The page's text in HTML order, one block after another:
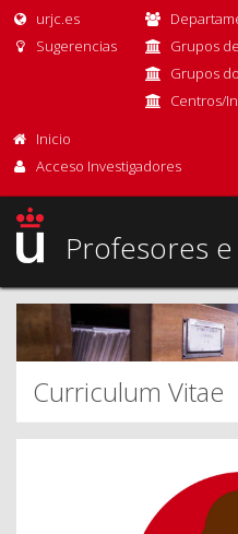
urjc.es
Sugerencias
Grupos
Grupos
Centros/
Inicio
Acceso Investigadores
Profesores
Curriculum Vitae